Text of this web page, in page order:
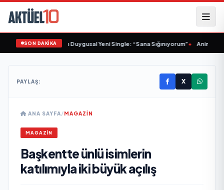
SON DAKİKA
Sinem Yalçınkaya’dan Duygusal Yeni Single: “Sana Sığınıyorum”• Animasyon
PAYLAŞ: X
ANA SAYFA/MAGAZIN
MAGAZIN
Başkentte ünlü isimlerin
katılımıyla iki büyük açılış